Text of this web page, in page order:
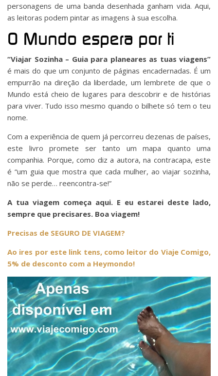
personagens de uma banda desenhada ganham vida. Aqui,
as leitoras podem pintar as imagens à sua escolha.
O Mundo espera por ti
“Viajar Sozinha – Guia para planeares as tuas viagens”
é mais do que um conjunto de páginas encadernadas. É um
empurrão na direção da liberdade, um lembrete de que o
Mundo está cheio de lugares para descobrir e de histórias
para viver. Tudo isso mesmo quando o bilhete só tem o teu
nome.
Com a experiência de quem já percorreu dezenas de países,
este livro promete ser tanto um mapa quanto uma
companhia. Porque, como diz a autora, na contracapa, este
é “um guia que mostra que cada mulher, ao viajar sozinha,
não se perde… reencontra-se!”
A tua viagem começa aqui. E eu estarei deste lado,
sempre que precisares. Boa viagem!
Precisas de SEGURO DE VIAGEM?
Ao ires por este link tens, como leitor do Viaje Comigo,
5% de desconto com a Heymondo!